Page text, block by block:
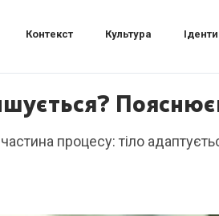
Контекст Культура
процесу: тіло